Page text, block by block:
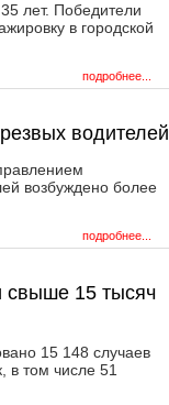
лет. Победители
в городской
подробнее...
водителей
возбуждено более
подробнее...
свыше 15 тысяч
15 148 случаев
в том числе 51